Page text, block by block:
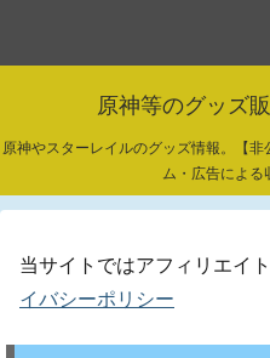
原神等のグッズ
原神やスターレイルのグッズ情報。【
ム・広告による
当サイトではアフィリエイ
イバシーポリシー